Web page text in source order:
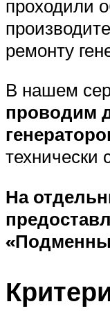
проходили
ремонту
В нашем
проводим
технически
На